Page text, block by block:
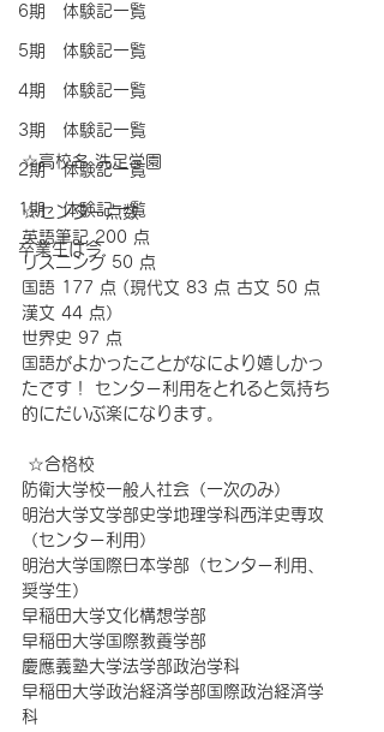
6期 体験記一覧
5期 体験記一覧
4期 体験記一覧
3期 体験記一覧
2期 体験記一覧
1期 体験記一覧
卒業生は今
☆高校名 洗足学園
☆センター点数
英語筆記 200 点
リスニング 50 点
国語 177 点 (現代文 83 点 古文 50 点
漢文 44 点）
世界史 97 点
国語がよかったことがなにより嬉しかっ
たです！ センター利用をとれると気持ち
的にだいぶ楽になります。
☆合格校
防衛大学校一般人社会（一次のみ）
明治大学文学部史学地理学科西洋史専攻
（センター利用）
明治大学国際日本学部（センター利用、
奨学生）
早稲田大学文化構想学部
早稲田大学国際教養学部
慶應義塾大学法学部政治学科
早稲田大学政治経済学部国際政治経済学
科